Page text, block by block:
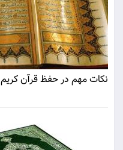
نکات مهم در حفظ قرآن کریم